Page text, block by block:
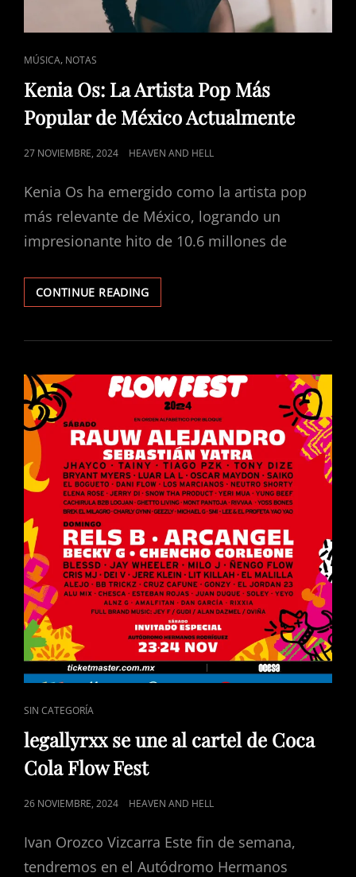
CAT
LINKS
MÚSICA, NOTAS
Kenia Os: La Artista Pop Más
Popular de México Actualmente
POSTED
27 NOVIEMBRE, 2024 HEAVEN AND HELL
Kenia Os ha emergido como la artista pop
más relevante de México, logrando un
impresionante hito de 10.6 millones de
CONTINUE READINGKENIA
OS:
ARTISTA
MÁS
POPULAR
MÉXICO
ACTUALMENTE
CAT
LINKS
SIN CATEGORÍA
legallyrxx se une al cartel de Coca
Cola Flow Fest
POSTED
26 NOVIEMBRE, 2024 HEAVEN AND HELL
Ivan Orozco Vizcarra Este fin de semana,
tendremos en el Autódromo Hermanos